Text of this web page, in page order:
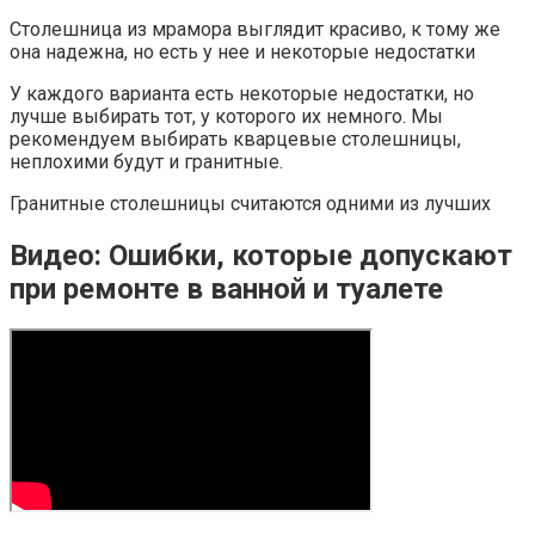
Столешница из мрамора выглядит красиво, к тому же
она надежна, но есть у нее и некоторые недостатки
У каждого варианта есть некоторые недостатки, но
лучше выбирать тот, у которого их немного. Мы
рекомендуем выбирать кварцевые столешницы,
неплохими будут и гранитные.
Гранитные столешницы считаются одними из лучших
Видео: Ошибки, которые допускают
при ремонте в ванной и туалете